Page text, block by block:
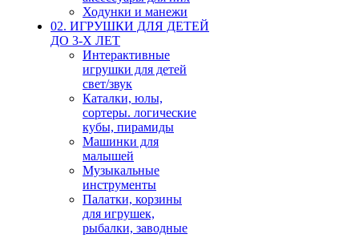
Ходунки и манежи
02. ИГРУШКИ ДЛЯ ДЕТЕЙ
ДО 3-Х ЛЕТ
Интерактивные
игрушки для детей
свет/звук
Каталки, юлы,
сортеры. логические
кубы, пирамиды
Машинки для
малышей
Музыкальные
инструменты
Палатки, корзины
для игрушек,
рыбалки, заводные